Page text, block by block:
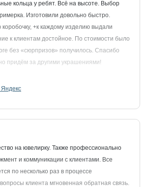
кольца у ребят. Всё на высоте. Выбор
Изготовили довольно быстро.
коробочку, +к каждому изделию выдали
к клиентам достойное. По стоимости было
без «сюрпризов» получилось. Спасибо
придём за другими украшениями!
Яндекс
на ювелирку. Также профессионально
и коммуникации с клиентами. Все
по несколько раз в процессе
клиента мгновенная обратная связь.